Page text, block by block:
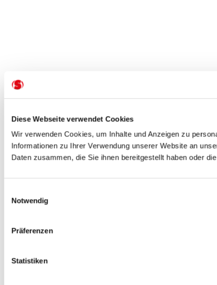
Diese Webseite verwendet Cookies
Wir verwenden Cookies, um Inhalte und Anzeigen zu
Informationen zu Ihrer Verwendung unserer Website an
Daten zusammen, die Sie ihnen bereitgestellt haben oder
Notwendig
Präferenzen
Statistiken